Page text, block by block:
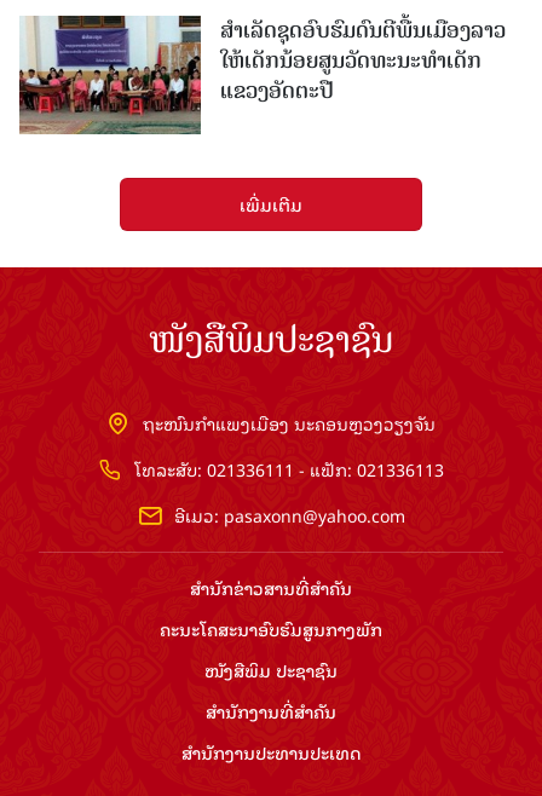
ສຳເລັດຊຸດອົບຮົມດົນຕີພື້ນເມືອງລາວ
ໃຫ້ເດັກນ້ອຍສູນວັດທະນະທຳເດັກ
ແຂວງອັດຕະປື
ເພີ່ມເຕີມ
ໜັງສືພິມປະຊາຊົນ
ຖະໜົນກຳແພງເມືອງ ນະຄອນຫຼວງວຽງຈັນ
ໂທລະສັບ: 021336111 - ແຟັກ: 021336113
ອີເມວ: pasaxonn@yahoo.com
ສຳ​ນັກ​ຂ່າວ​ສານ​ທີ່​ສຳ​ຄັນ​
ຄະນະໂຄສະນາອົບຮົມ​ສູນ​ກາງ​ພັກ
ໜັງສືພິມ ປະ​ຊາ​ຊົນ
ສຳ​ນັກ​ງານ​ທີ່​ສຳ​ຄັນ
ສຳ​ນັກ​ງານ​ປະ​ທານ​ປະ​ເທດ